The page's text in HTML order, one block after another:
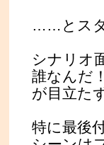
……とスタ
シナリオ
誰なんだ
が目立た
特に最後